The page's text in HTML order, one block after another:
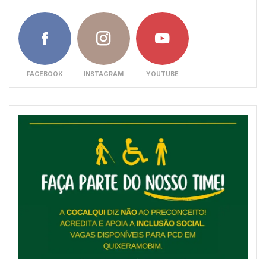
FACEBOOK INSTAGRAM YOUTUBE